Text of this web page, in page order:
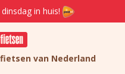
in huis!
van Nederland